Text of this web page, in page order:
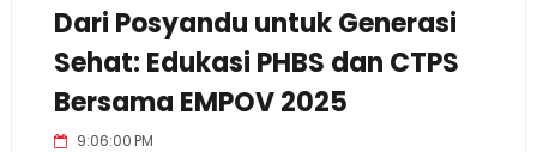
Dari Posyandu untuk Generasi
Sehat: Edukasi PHBS dan CTPS
Bersama EMPOV 2025
9:06:00 PM